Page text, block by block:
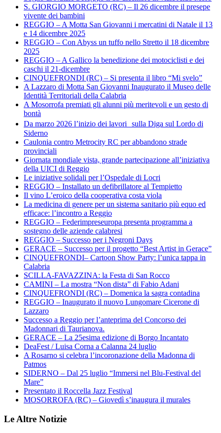
S. GIORGIO MORGETO (RC) – Il 26 dicembre il presepe
vivente dei bambini
REGGIO – A Motta San Giovanni i mercatini di Natale il 13
e 14 dicembre 2025
REGGIO – Con Abyss un tuffo nello Stretto il 18 dicembre
2025
REGGIO – A Gallico la benedizione dei motociclisti e dei
caschi il 21-dicembre
CINQUEFRONDI (RC) – Si presenta il libro “Mi svelo”
A Lazzaro di Motta San Giovanni Inaugurato il Museo delle
Identità Territoriali della Calabria
A Mosorrofa premiati gli alunni più meritevoli e un gesto di
bontà
Da marzo 2026 l’inizio dei lavori sulla Diga sul Lordo di
Siderno
Caulonia contro Metrocity RC per abbandono strade
provinciali
Giornata mondiale vista, grande partecipazione all’iniziativa
della UICI di Reggio
Le iniziative solidali per l’Ospedale di Locri
REGGIO – Installato un defibrillatore al Tempietto
Il vino L’eroico della cooperativa costa viola
La medicina di genere per un sistema sanitario più equo ed
efficace: l’incontro a Reggio
REGGIO – Federimpreseuropa presenta programma a
sostegno delle aziende calabresi
REGGIO – Successo per i Negroni Days
GERACE – Successo per il progetto “Best Artist in Gerace”
CINQUEFRONDI– Cartoon Show Party: l’unica tappa in
Calabria
SCILLA-FAVAZZINA: la Festa di San Rocco
CAMINI – La mostra “Non dista” di Fabio Adani
CINQUEFRONDI (RC) – Domenica la sagra contadina
REGGIO – Inaugurato il nuovo Lungomare Cicerone di
Lazzaro
Successo a Reggio per l’anteprima del Concorso dei
Madonnari di Taurianova.
GERACE – La 25esima edizione di Borgo Incantato
DeaFest / Luisa Corna a Calanna 24 luglio
A Rosarno si celebra l’incoronazione della Madonna di
Patmos
SIDERNO – Dal 25 luglio “Immersi nel Blu-Festival del
Mare”
Presentato il Roccella Jazz Festival
MOSORROFA (RC) – Giovedì s’inaugura il murales
Le Altre Notizie